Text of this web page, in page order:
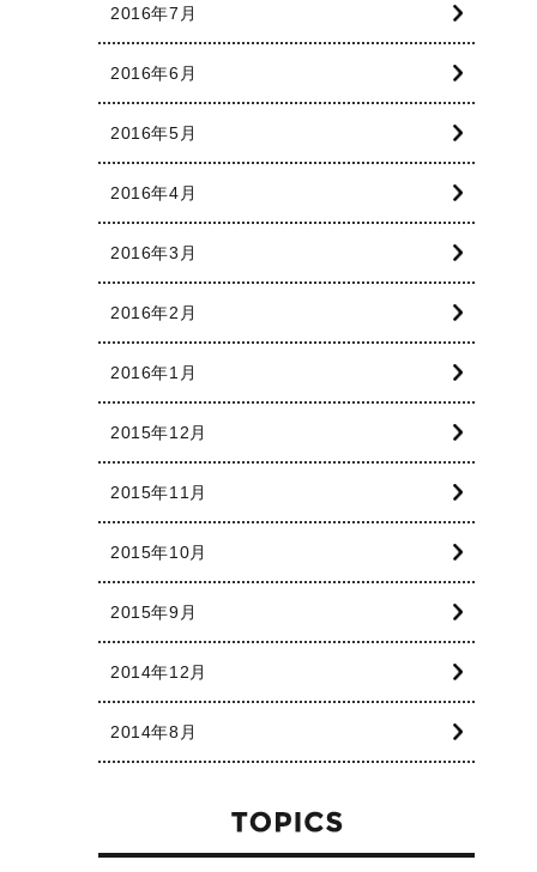
2016年7月
2016年6月
2016年5月
2016年4月
2016年3月
2016年2月
2016年1月
2015年12月
2015年11月
2015年10月
2015年9月
2014年12月
2014年8月